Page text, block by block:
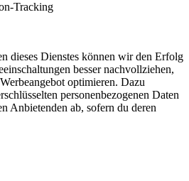
Tracking
dieses Dienstes können wir den Erfolg
besser nachvollziehen,
optimieren. Dazu
personenbezogenen Daten
Anbietenden ab, sofern du deren